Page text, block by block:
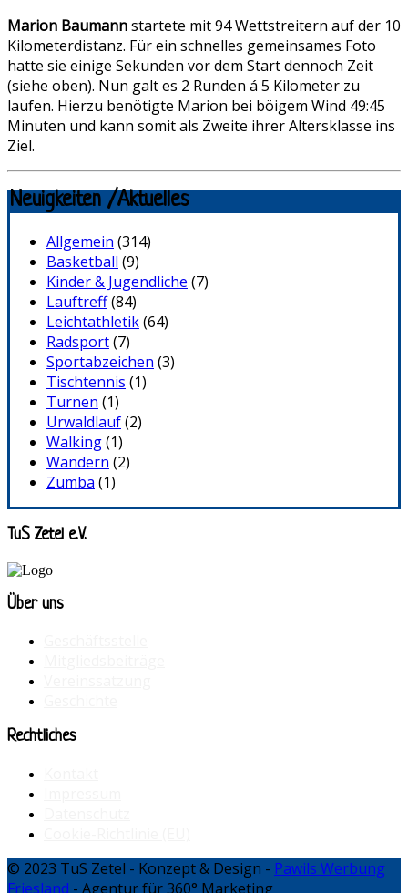
Marion Baumannstartete mit 94 Wettstreitern auf der 10
Kilometerdistanz. Für ein schnelles gemeinsames Foto
hatte sie einige Sekunden vor dem Start dennoch Zeit
(siehe oben). Nun galt es 2 Runden á 5 Kilometer zu
laufen. Hierzu benötigte Marion bei böigem Wind 49:45
Minuten und kann somit als Zweite ihrer Altersklasse ins
Ziel.
Neuigkeiten /Aktuelles
Allgemein (314)
Basketball (9)
Kinder & Jugendliche (7)
Lauftreff(84)
Leichtathletik(64)
Radsport(7)
Sportabzeichen (3)
Tischtennis (1)
Turnen (1)
Urwaldlauf(2)
Walking(1)
Wandern (2)
Zumba (1)
TuS Zetel e.V.
Über uns
Rechtliches
© 2023 TuS Zetel - Konzept & Design - Pawils Werbung
Friesland - Agentur für 360° Marketing